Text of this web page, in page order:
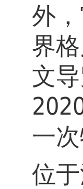
外
界
文
一次
位